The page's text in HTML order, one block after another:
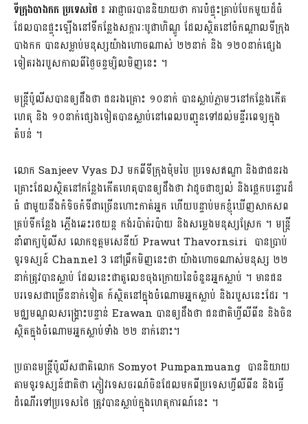
ទីក្រុង​បាងកក​ ​ប្រទេសថៃ​ ៖​ ​ អាជ្ញាធរ​បាន​និយាយថា​ ​ការបំផ្ទុះ​​គ្រាប់​​បែក​មួយដ៏ធំ​
ដែលបាន​ផ្ទុះឡើង​នៅទីកន្លែង​សក្ការៈ​បូជា​ហិណ្ឌូ​ ​ដែល​​ស្ថិត​​នៅចំកណ្តាល​ទីក្រុង
បាងកក​ បានសម្លាប់មនុស្ស​យ៉ាងហោចណាស់ ២២នាក់ និង ១២០នាក់​ផ្សេង
ទៀត​រង​របួស​​កាល​​ពី​​ថ្ងៃ​ចន្ទ​ម្សិលមិញ​នេះ​ ​។​
មន្ត្រី​ប៉ូលីស​បាន​ឲ្យ​ដឹងថា​ ​ជនរងគ្រោះ​ ​១០នាក់​​ ​បានស្លាប់​ភ្លាមៗ​នៅកន្លែង​កើត
ហេតុ​ និង​ ១០នាក់​ផ្សេងទៀត​​បានស្លាប់​​នៅ​ពេលបញ្ជូន​ទៅដល់មន្ទីរពេទ្យ​ក្នុង
តំបន់​ ​។​
លោក​ ​Sanjeev ​Vyas ​​DJ​ ​មកពីទី​ក្រុ​ង​ម៉ុមបៃ​ ​ប្រទេសឥណ្ឌា​​ ​និងជាជន​រង
គ្រោះ​ដែលស្ថិត​នៅ​កន្លែងកើតហេតុ​​បានឲ្យ​​ដឹងថា​​ វា​ដូចជាខ្យល់ និងផ្លេក​បន្ទោរ​ដ៏
ធំ​ ជាមួយ​នឹង​កំទិច​កំទីជាច្រើន​ហោះកាត់អ្នក​ ​ហើយ​បន្ទាប់​មក​ខ្ញុំ​ឃើញ​សាកសព​
គ្រប់​ទីកន្លែង​ ​ភ្លើងឆេះ​រថយន្ដ​ ​កង់រប៉ាត់​រប៉ាយ ​និងសម្លេង​មនុស្ស​ស្រែក​ ​។​ មន្រ្តី​
នាំពាក្យ​ប៉ូលីស​ ​លោកឧត្តម​សេនីយ៍​ Prawut​ ​Thavornsiri​ បាន​​ប្រាប់​
ទូរទស្សន៍​ Channel 3​ ​នៅព្រឹកមិញ​នេះថា​ យ៉ាងហោច​ណាស់មនុស្ស​ ២២​
នាក់​ត្រូវបានស្លាប់​ ​ដែលនេះ​ជាតួ​លេខ​ចុងក្រោយនៃចំនួនអ្នកស្លាប់ ។ មានជន
បរទេសជាច្រើននាក់ទៀត ​ក៍ស្ថិតនៅក្នុ​ង​ចំណោមអ្នកស្លាប់​ និងរបួស​នេះដែរ ។​
មជ្ឈមណ្ឌល​សង្រ្គោះ​​បន្ទាន់ ​​Erawan​ ​បានឲ្យ​ដឹងថា​ ជនជាតិហ្វីលីពីន និងចិន
ស្ថិតក្នុង​ចំណោមអ្នក​ស្លាប់ទាំង​ ២២ នាក់នោះ​។
ប្រធានមន្រ្តី​ប៉ូលីសជាតិ​លោក​ Somyot ​Pumpanmuang​ ​បាននិយាយ​
តាមទូរទស្សន៍​ជាតិថា​ ​ភ្ញៀវទេសចរណ៍​​ចិន​ដែល​​មក​ពី​​ប្រទេស​ហ្វីលីពី​ន ​និងធ្វើ
ដំណើរ​ទៅប្រទេសថៃ​ ​ត្រូវបានស្លាប់​ក្នុងហេតុការណ៍​នេះ​ ។​